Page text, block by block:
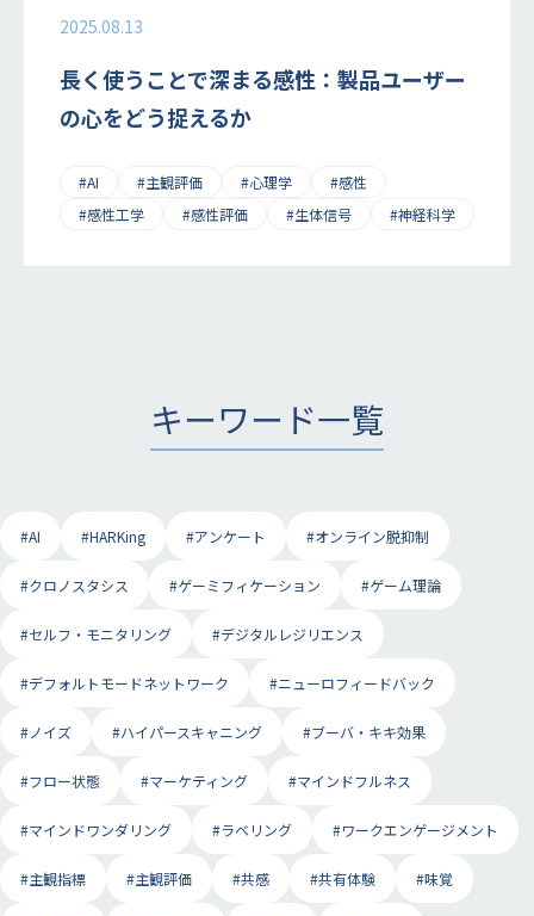
2025.08.13
長く使うことで深まる感性：製品ユーザー
の心をどう捉えるか
#AI #主観評価 #心理学
#感性
#感性工学
#感性評価 #生体信号 #神経科学
キーワード一覧
#AI #HARKing #アンケート #オンライン脱抑制
#クロノスタシス #ゲーミフィケーション #ゲーム理論
#セルフ・モニタリング #デジタルレジリエンス
#デフォルトモードネットワーク #ニューロフィードバック
#ノイズ #ハイパースキャニング #ブーバ・キキ効果
#フロー状態 #マーケティング #マインドフルネス
#マインドワンダリング #ラベリング #ワークエンゲージメント
#主観指標 #主観評価 #共感 #共有体験 #味覚